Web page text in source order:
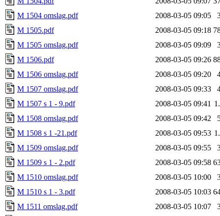
M 1504 omslag.pdf
2008-03-05 09:05
M 1505.pdf
2008-03-05 09:18
M 1505 omslag.pdf
2008-03-05 09:09
M 1506.pdf
2008-03-05 09:26
M 1506 omslag.pdf
2008-03-05 09:20
M 1507 omslag.pdf
2008-03-05 09:33
M 1507 s 1 - 9.pdf
2008-03-05 09:41
M 1508 omslag.pdf
2008-03-05 09:42
M 1508 s 1 -21.pdf
2008-03-05 09:53
M 1509 omslag.pdf
2008-03-05 09:55
M 1509 s 1 - 2.pdf
2008-03-05 09:58
M 1510 omslag.pdf
2008-03-05 10:00
M 1510 s 1 - 3.pdf
2008-03-05 10:03
M 1511 omslag.pdf
2008-03-05 10:07